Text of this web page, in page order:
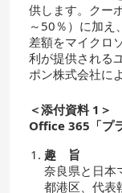
供します。クー
～50％）に加え
差額をマイクロ
利が提供される
ポン株式会社に
＜添付資料 1＞
Office 365「プ
趣 旨
奈良県と日本
都港区、代表